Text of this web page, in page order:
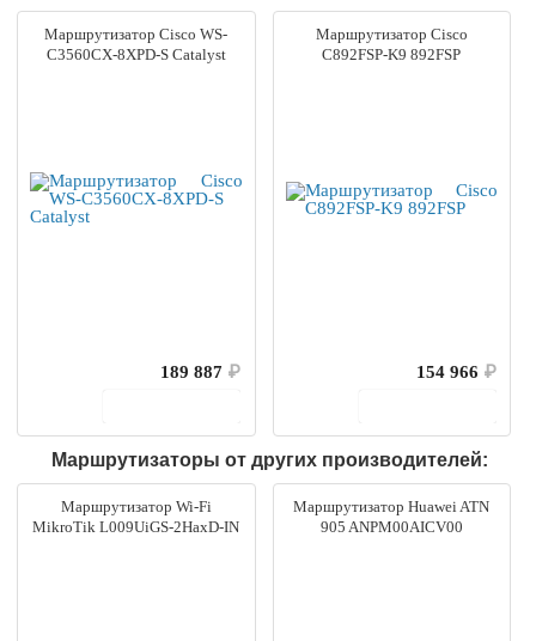
Маршрутизатор Cisco WS-
C3560CX-8XPD-S Catalyst
189 887 ₽
Маршрутизатор Cisco
C892FSP-K9 892FSP
154 966 ₽
Маршрутизаторы от других производителей:
Маршрутизатор Wi-Fi
MikroTik L009UiGS-2HaxD-IN
Маршрутизатор Huawei ATN
905 ANPM00AICV00